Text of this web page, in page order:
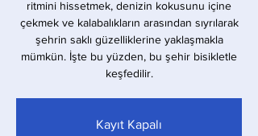
ritmini hissetmek, denizin kokusunu içine
çekmek ve kalabalıkların arasından sıyrılarak
şehrin saklı güzelliklerine yaklaşmakla
mümkün. İşte bu yüzden, bu şehir bisikletle
keşfedilir.
Kayıt Kapalı